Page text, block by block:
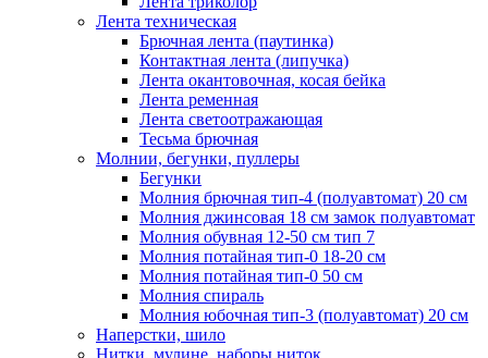
Лента техническая
Брючная лента (паутинка)
Контактная лента (липучка)
Лента окантовочная, косая бейка
Лента ременная
Лента светоотражающая
Тесьма брючная
Молнии, бегунки, пуллеры
Бегунки
Молния брючная тип-4 (полуавтомат) 20 см
Молния джинсовая 18 см замок полуавтомат
Молния обувная 12-50 см тип 7
Молния потайная тип-0 18-20 см
Молния потайная тип-0 50 см
Молния спираль
Молния юбочная тип-3 (полуавтомат) 20 см
Наперстки, шило
Нитки, мулине, наборы ниток